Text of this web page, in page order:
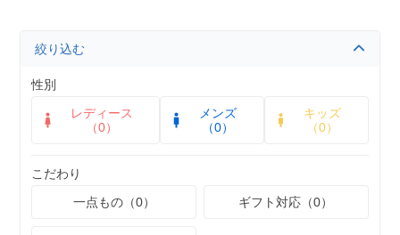
絞り込む
性別
レディース
（0）
メンズ
（0）
キッズ
（0）
こだわり
一点もの（0）
ギフト対応（0）